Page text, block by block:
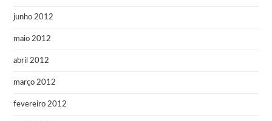
junho 2012
maio 2012
abril 2012
março 2012
fevereiro 2012